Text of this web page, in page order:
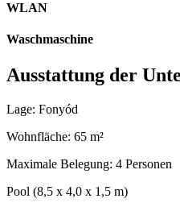
WLAN
Waschmaschine
Ausstattung der
Lage: Fonyód
Wohnfläche: 65 m²
Maximale Belegung: 4 Personen
Pool (8,5 x 4,0 x 1,5 m)